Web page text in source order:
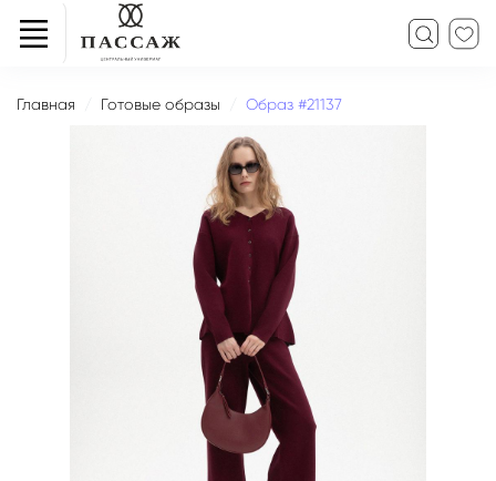
Главная Готовые образы Образ #21137